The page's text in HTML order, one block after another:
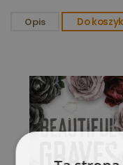
Opis Do